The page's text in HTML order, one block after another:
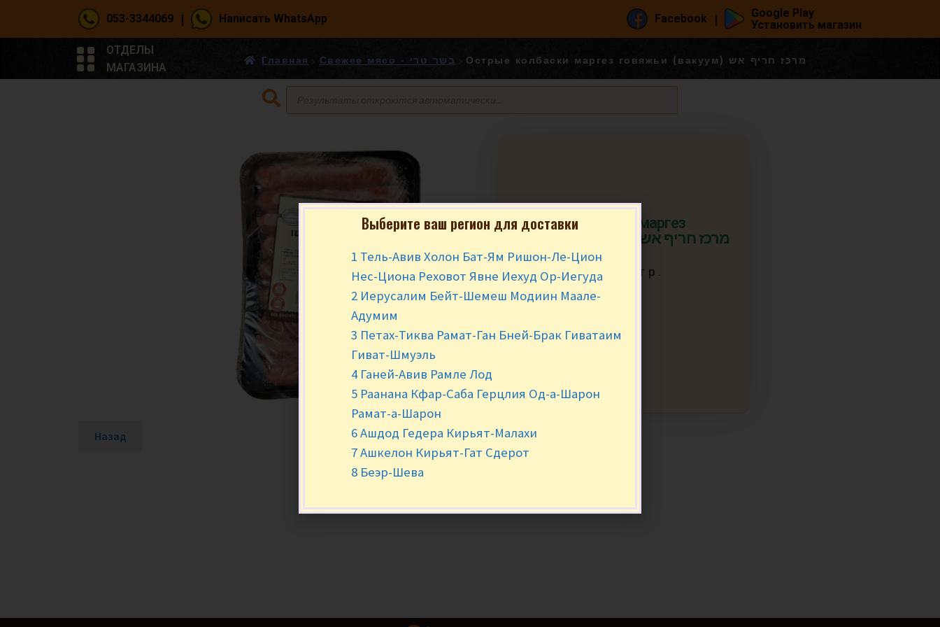
053-3344069 | Написать WhatsApp Facebook |
Google Play
Установить магазин
ОТДЕЛЫ
МАГАЗИНА
Главная Свежее мясо - בשר טרי Острые колбаски маргез говяжьи (вакуум) מרכז חריף אש
Острые колбаски маргез
говяжьи (вакуум) מרכז חריף אש
₪8.90 за 100 гр.
Назад
Выберите ваш регион для доставки
1 Тель-Авив Холон Бат-Ям Ришон-Ле-Цион
Нес-Циона Реховот Явне Иехуд Ор-Иегуда
2 Иерусалим Бейт-Шемеш Модиин Маале-
Адумим
3 Петах-Тиква Рамат-Ган Бней-Брак Гиватаим
Гиват-Шмуэль
4 Ганей-Авив Рамле Лод
5 Раанана Кфар-Саба Герцлия Од-а-Шарон
Рамат-а-Шарон
6 Ашдод Гедера Кирьят-Малахи
7 Ашкелон Кирьят-Гат Сдерот
8 Беэр-Шева